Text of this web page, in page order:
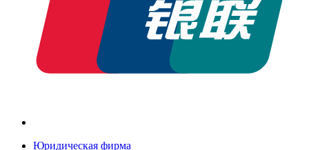
Юридическая фирма